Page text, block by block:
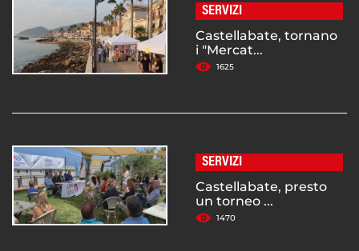
SERVIZI
Castellabate, tornano
i "Mercat...
1625
SERVIZI
Castellabate, presto
un torneo ...
1470